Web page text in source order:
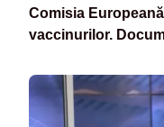
Comisia
vaccinurilor.